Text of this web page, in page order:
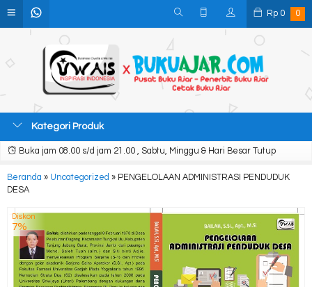
Rp 0 0
Kategori Produk
Buka jam 08.00 s/d jam 21.00 , Sabtu, Minggu & Hari Besar Tutup
Beranda » Uncategorized » PENGELOLAAN ADMINISTRASI PENDUDUK
DESA
Diskon
7%